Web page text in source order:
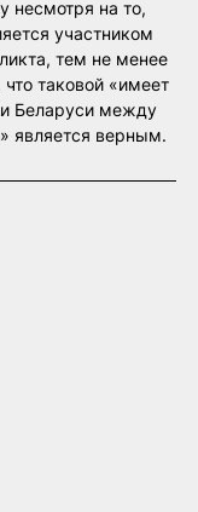
несмотря на то,
участником
тем не менее
таковой «имеет
Беларуси между
является верным.